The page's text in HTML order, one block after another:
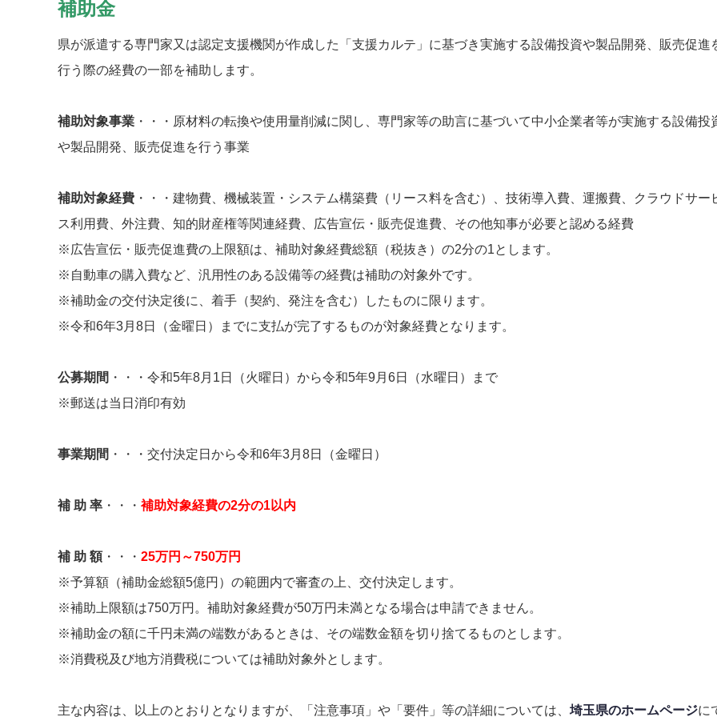
補助金
県が派遣する専門家又は認定支援機関が作成した「支援カルテ」に基づき実施する設備投資や製品開発、販売促進
行う際の経費の一部を補助します。
補助対象事業 ・・・原材料の転換や使用量削減に関し、専門家等の助言に基づいて中小企業者等が実施する設備投
や製品開発、販売促進を行う事業
補助対象経費 ・・・建物費、機械装置・システム構築費（リース料を含む）、技術導入費、運搬費、クラウドサー
ス利用費、外注費、知的財産権等関連経費、広告宣伝・販売促進費、その他知事が必要と認める経費
※広告宣伝・販売促進費の上限額は、補助対象経費総額（税抜き）の2分の1とします。
※自動車の購入費など、汎用性のある設備等の経費は補助の対象外です。
※補助金の交付決定後に、着手（契約、発注を含む）したものに限ります。
※令和6年3月8日（金曜日）までに支払が完了するものが対象経費となります。
公募期間 ・・・令和5年8月1日（火曜日）から令和5年9月6日（水曜日）まで
※郵送は当日消印有効
事業期間 ・・・交付決定日から令和6年3月8日（金曜日）
補 助 率 ・・・ 補助対象経費の2分の1以内
補 助 額 ・・・ 25万円～750万円
※予算額（補助金総額5億円）の範囲内で審査の上、交付決定します。
※補助上限額は750万円。補助対象経費が50万円未満となる場合は申請できません。
※補助金の額に千円未満の端数があるときは、その端数金額を切り捨てるものとします。
※消費税及び地方消費税については補助対象外とします。
主な内容は、以上のとおりとなりますが、「注意事項」や「要件」等の詳細については、 埼玉県のホームページに